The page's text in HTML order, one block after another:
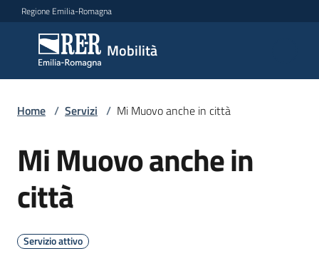
Vai al contenuto
Vai alla navigazione
Vai al footer
Regione Emilia-Romagna
Mobilità
Mobilità
Argomenti
Novità
Menu selezionato
Home / Servizi / Mi Muovo anche in città
Salta al contenuto
Mi Muovo anche in
città
Servizio attivo